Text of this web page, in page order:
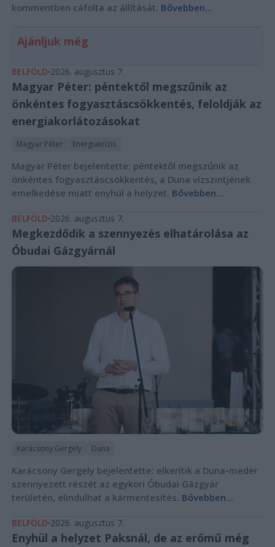
kommentben cáfolta az állítását. Bővebben...
Ajánljuk még
BELFÖLD 2026. augusztus 7.
Magyar Péter: péntektől megszűnik az
önkéntes fogyasztáscsökkentés, feloldják az
energiakorlátozásokat
Magyar Péter Energiakrízis
Magyar Péter bejelentette: péntektől megszűnik az
önkéntes fogyasztáscsökkentés, a Duna vízszintjének
emelkedése miatt enyhül a helyzet. Bővebben...
BELFÖLD 2026. augusztus 7.
Megkezdődik a szennyezés elhatárolása az
Óbudai Gázgyárnál
Karácsony Gergely Duna
Karácsony Gergely bejelentette: elkerítik a Duna-meder
szennyezett részét az egykori Óbudai Gázgyár
területén, elindulhat a kármentesítés. Bővebben...
BELFÖLD 2026. augusztus 7.
Enyhül a helyzet Paksnál, de az erőmű még